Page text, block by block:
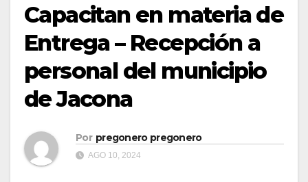
Capacitan en materia de
Entrega – Recepción a
personal del municipio
de Jacona
Por pregonero pregonero
AGO 10, 2024